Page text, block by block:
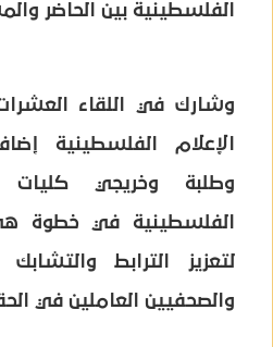
الفلسطينية بين الحاضر
وشارك في اللقاء
الإعلام الفلسطينية
وطلبة وخريجي كليات
الفلسطينية في خطوة
لتعزيز الترابط
والصحفيين العاملين في